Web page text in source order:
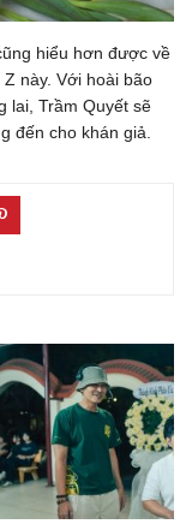
hiểu hơn được về
này. Với hoài bão
lai, Trầm Quyết sẽ
đến cho khán giả.